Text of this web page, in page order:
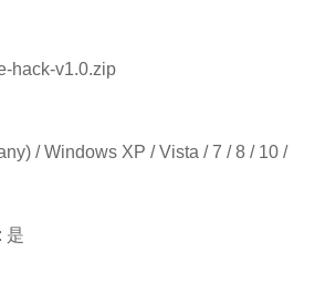
hack-v1.0.zip
/ Windows XP / Vista / 7 / 8 / 10 /
是